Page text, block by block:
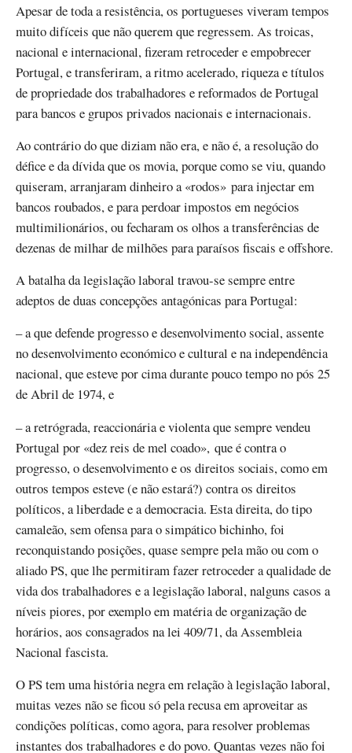
Apesar de toda a resistência, os portugueses viveram tempos
muito difíceis que não querem que regressem. As troicas,
nacional e internacional, fizeram retroceder e empobrecer
Portugal, e transferiram, a ritmo acelerado, riqueza e títulos
de propriedade dos trabalhadores e reformados de Portugal
para bancos e grupos privados nacionais e internacionais.
Ao contrário do que diziam não era, e não é, a resolução do
défice e da dívida que os movia, porque como se viu, quando
quiseram, arranjaram dinheiro a «rodos» para injectar em
bancos roubados, e para perdoar impostos em negócios
multimilionários, ou fecharam os olhos a transferências de
dezenas de milhar de milhões para paraísos fiscais e offshore.
A batalha da legislação laboral travou-se sempre entre
adeptos de duas concepções antagónicas para Portugal:
– a que defende progresso e desenvolvimento social, assente
no desenvolvimento económico e cultural e na independência
nacional, que esteve por cima durante pouco tempo no pós 25
de Abril de 1974, e
– a retrógrada, reaccionária e violenta que sempre vendeu
Portugal por «dez reis de mel coado», que é contra o
progresso, o desenvolvimento e os direitos sociais, como em
outros tempos esteve (e não estará?) contra os direitos
políticos, a liberdade e a democracia. Esta direita, do tipo
camaleão, sem ofensa para o simpático bichinho, foi
reconquistando posições, quase sempre pela mão ou com o
aliado PS, que lhe permitiram fazer retroceder a qualidade de
vida dos trabalhadores e a legislação laboral, nalguns casos a
níveis piores, por exemplo em matéria de organização de
horários, aos consagrados na lei 409/71, da Assembleia
Nacional fascista.
O PS tem uma história negra em relação à legislação laboral,
muitas vezes não se ficou só pela recusa em aproveitar as
condições políticas, como agora, para resolver problemas
instantes dos trabalhadores e do povo. Quantas vezes não foi